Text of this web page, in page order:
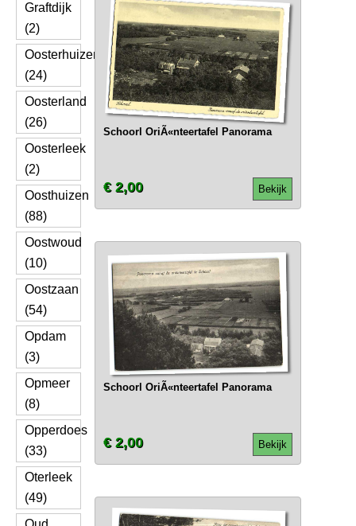
Graftdijk
(2)
Oosterhuizen
(24)
Oosterland
(26)
Oosterleek
(2)
Oosthuizen
(88)
Oostwoud
(10)
Oostzaan
(54)
Opdam
(3)
Opmeer
(8)
Opperdoes
(33)
Oterleek
(49)
Schoorl OriÃ«nteertafel Panorama
Bekijk
€ 2,00
Schoorl OriÃ«nteertafel Panorama
Bekijk
€ 2,00